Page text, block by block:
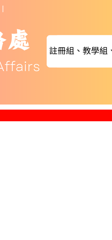
|